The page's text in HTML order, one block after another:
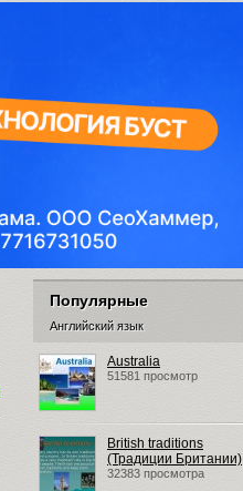
Популярные
Английский язык
Australia
51581 просмотр
British traditions
(Традиции Британии)
32383 просмотра